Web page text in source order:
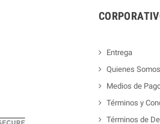
Entrega
Quienes Somos
Medios de
Términos y
Términos de